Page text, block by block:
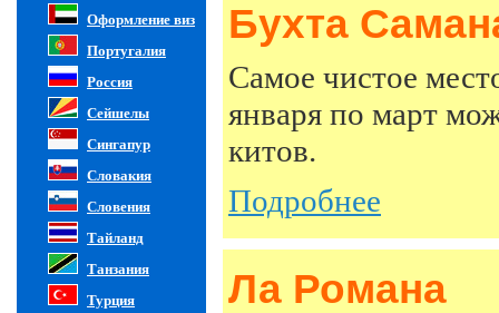
Оформление виз
Португалия
Россия
Сейшелы
Сингапур
Словакия
Словения
Тайланд
Танзания
Турция
Бухта
Самое чистое
января по март
китов.
Подробнее
Ла Романа